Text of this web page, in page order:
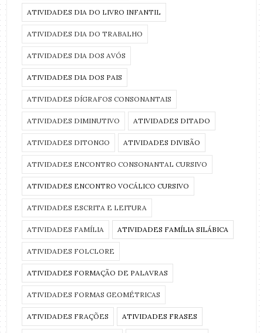
ATIVIDADES DIA DO LIVRO INFANTIL
ATIVIDADES DIA DO TRABALHO
ATIVIDADES DIA DOS AVÓS
ATIVIDADES DIA DOS PAIS
ATIVIDADES DÍGRAFOS CONSONANTAIS
ATIVIDADES DIMINUTIVO ATIVIDADES DITADO
ATIVIDADES DITONGO ATIVIDADES DIVISÃO
ATIVIDADES ENCONTRO CONSONANTAL CURSIVO
ATIVIDADES ENCONTRO VOCÁLICO CURSIVO
ATIVIDADES ESCRITA E LEITURA
ATIVIDADES FAMÍLIA ATIVIDADES FAMÍLIA SILÁBICA
ATIVIDADES FOLCLORE
ATIVIDADES FORMAÇÃO DE PALAVRAS
ATIVIDADES FORMAS GEOMÉTRICAS
ATIVIDADES FRAÇÕES ATIVIDADES FRASES